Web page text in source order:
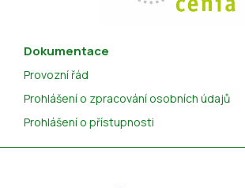
Dokumentace
Provozní řád
Prohlášení o zpracování osobních údajů
Prohlášení o přístupnosti